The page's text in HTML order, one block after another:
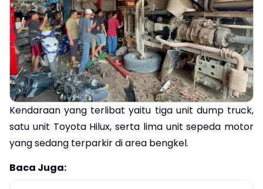
Kendaraan yang terlibat yaitu tiga unit dump truck,
satu unit Toyota Hilux, serta lima unit sepeda motor
yang sedang terparkir di area bengkel.
Baca Juga: